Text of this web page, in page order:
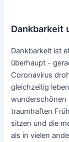
Dankbarkeit
Dankbarkeit ist
überhaupt -
Coronavirus
gleichzeitig
wunderschönen
traumhaften
sitzen und die
als in vielen